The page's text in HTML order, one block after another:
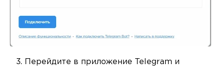
Перейдите в приложение Telegram и